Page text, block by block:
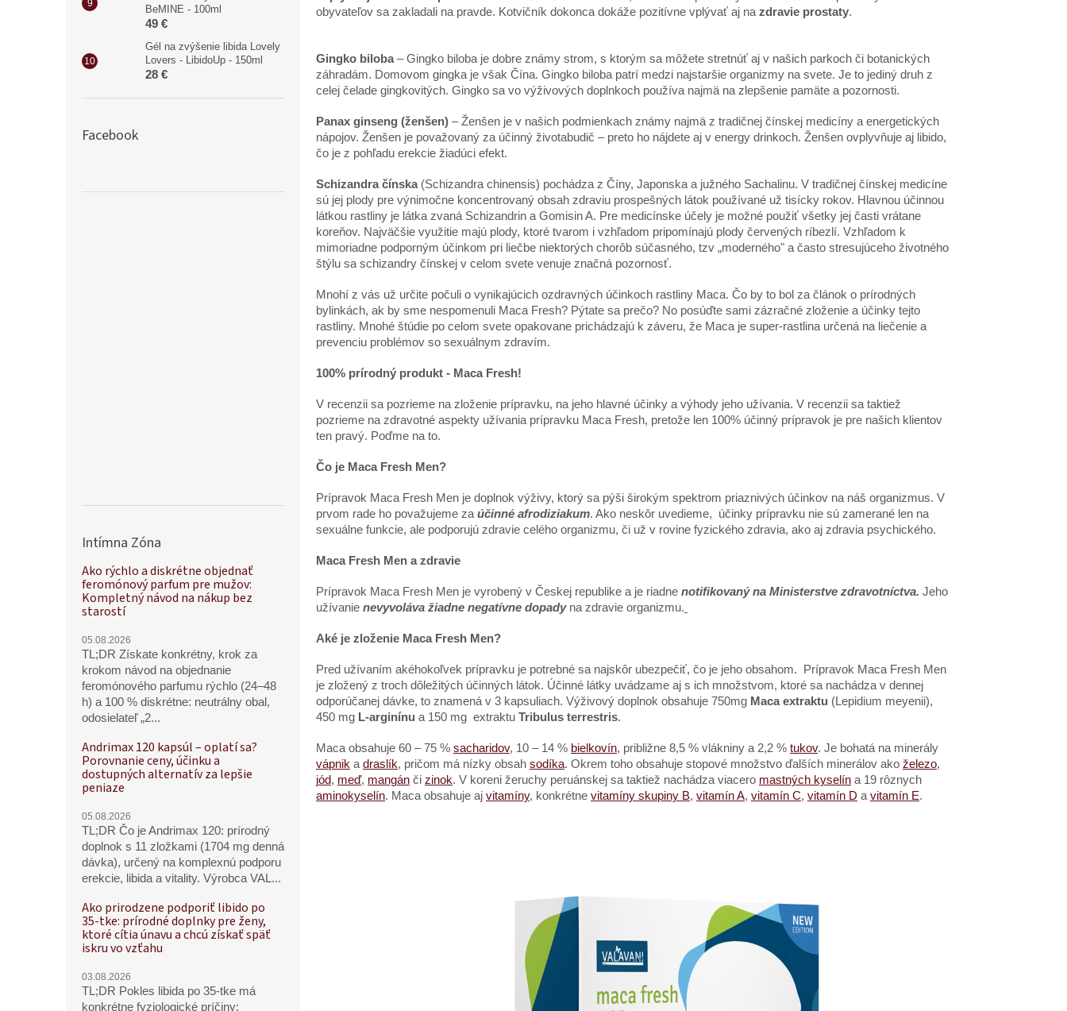
BeMINE - 100ml
49 €
Gél na zvýšenie libida Lovely
Lovers - LibidoUp - 150ml
28 €
Facebook
Intímna Zóna
Ako rýchlo a diskrétne objednať
feromónový parfum pre mužov:
Kompletný návod na nákup bez
starostí
05.08.2026
TL;DR Získate konkrétny, krok za
krokom návod na objednanie
feromónového parfumu rýchlo (24–48
h) a 100 % diskrétne: neutrálny obal,
odosielateľ „2...
Andrimax 120 kapsúl – oplatí sa?
Porovnanie ceny, účinku a
dostupných alternatív za lepšie
peniaze
05.08.2026
TL;DR Čo je Andrimax 120: prírodný
doplnok s 11 zložkami (1704 mg denná
dávka), určený na komplexnú podporu
erekcie, libida a vitality. Výrobca VAL...
Ako prirodzene podporiť libido po
35-tke: prírodné doplnky pre ženy,
ktoré cítia únavu a chcú získať späť
iskru vo vzťahu
03.08.2026
TL;DR Pokles libida po 35-tke má
konkrétne fyziologické príčiny:
obyvateľov sa zakladali na pravde. Kotvičník dokonca dokáže pozitívne vplývať aj na zdravie prostaty.
Gingko biloba–Gingko biloba je dobre známy strom, s ktorým sa môžete stretnúť aj v našich parkoch či botanických
záhradám. Domovom gingka je však Čína. Gingko biloba patrí medzi najstaršie organizmy na svete. Je to jediný druh z
celej čelade gingkovitých. Gingko sa vo výživových doplnkoch používa najmä na zlepšenie pamäte a pozornosti.
Panax ginseng (ženšen) – Ženšen je v našich podmienkach známy najmä z tradičnej čínskej medicíny a energetických
nápojov. Ženšen je považovaný za účinný životabudič – preto ho nájdete aj v energy drinkoch. Ženšen ovplyvňuje aj libido,
čo je z pohľadu erekcie žiadúci efekt.
Schizandračínska (Schizandra chinensis) pochádza z Číny, Japonska a južného Sachalinu. V tradičnej čínskej medicíne
sú jej plody pre výnimočne koncentrovaný obsah zdraviu prospešných l átok používané už tisícky rokov. Hlavnou účinnou
átkou rastliny je l átka zvaná Schizandrin a Gomisin A. Pre medicínske účely je možné použiť všetky jej časti vrátane
koreňov. Najväčšie využitie majú plody, ktoré tvarom i vzhľadom pripomínajú plody červených ríbezl í. Vzhľadom k
mimoriadne podporným účinkom pri liečbe niektorých chorôb súčasného, tzv „moderného" a často stresujúceho životného
štý lu sa schizandry čínskej v celom svete venuje značná pozornosť.
Mnohí z vás už určite počuli o vynikajúcich ozdravných účinkoch rastliny Maca. Čo by to bol za článok o prírodných
bylinkách, ak by sme nespomenuli Maca Fresh? Pýtate sa prečo? No posúďte sami zázračné zloženie a účinky tejto
rastliny. Mnohé štúdie po celom svete opakovane prichádzajú k záveru, že Maca je super-rastlina určená na liečenie a
prevenciu problémov so sexuálnym zdravím.
100% prírodný produkt - Maca Fresh!
V recenzii sa pozrieme na zloženie prípravku, na jeho hlavné účinky a výhody jeho užívania. V recenzii sa taktiež
pozrieme na zdravotné aspekty užívania prípravku Maca Fresh, pretože len 100% účinný prípravok je pre našich klientov
ten pravý. Poďme na to.
Čo je Maca Fresh Men?
Prípravok Maca Fresh Men je doplnok výživy, ktorý sa pýši širokým spektrom priaznivých účinkov na náš organizmus. V
prvom rade ho považujeme za účinné afrodiziakum. Ako neskôr uvedieme, účinky prípravku nie sú zamerané len na
sexuálne funkcie, ale podporujú zdravie celého organizmu, či už v rovine fyzického zdravia, ako aj zdravia psychického.
Maca Fresh Men a zdravie
Prípravok Maca Fresh Men je vyrobený v Českej republike a je riadne notifikovaný na Ministerstve zdravotníctva. Jeho
užívanie nevyvoláva žiadne negatívne dopadyna zdravie organizmu.
Aké je zloženie Maca Fresh Men?
Pred užívaním akéhokoľvek prípravku je potrebné sa najskôr ubezpečiť, čo je jeho obsahom. Prípravok Maca Fresh Men
je zložený z troch dôležitých účinných látok. Účinné látky uvádzame aj s ich množstvom, ktoré sa nachádza v dennej
odporúčanej dávke, to znamená v 3 kapsuliach. Výživový doplnok obsahuje 750mg Maca extraktu (Lepidium meyenii),
450 mg L-arginínu a 150 mg extraktu Tribulus terrestris.
Maca obsahuje 60 – 75 % sacharidov, 10 – 14 % bielkovín, približne 8,5 % vlákniny a 2,2 % tukov. Je bohatá na minerály
vápnik a draslík, pričom má nízky obsah sodíka. Okrem toho obsahuje stopové množstvo ďalších minerálov ako železo,
jód, meď, mangán či zinok. V koreni žeruchy peruánskej sa taktiež nachádza viacero mastných kyselín a 19 rôznych
aminokyselín. Maca obsahuje aj vitamíny, konkrétne vitamíny skupiny B, vitamín A, vitamín C, vitamín D a vitamín E.